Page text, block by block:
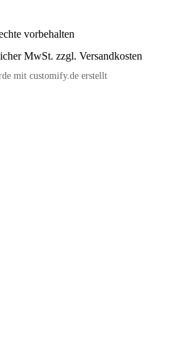
vorbehalten
MwSt. zzgl. Versandkosten
mit customify.de erstellt